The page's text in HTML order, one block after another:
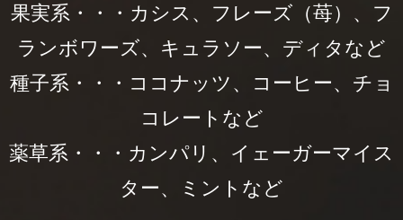
果実系・・・カシス、フレーズ（苺）、フ
ランボワーズ、キュラソー、ディタなど
種子系・・・ココナッツ、コーヒー、チョ
コレートなど
薬草系・・・カンパリ、イェーガーマイス
ター、ミントなど